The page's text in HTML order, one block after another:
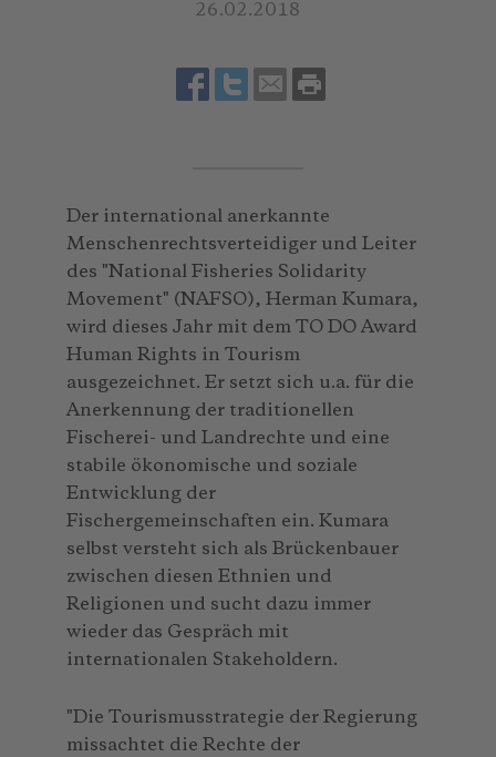
26.02.2018
Der international anerkannte
Menschenrechtsverteidiger und Leiter
des "National Fisheries Solidarity
Movement" (NAFSO), Herman Kumara,
wird dieses Jahr mit dem TO DO Award
Human Rights in Tourism
ausgezeichnet. Er setzt sich u.a. für die
Anerkennung der traditionellen
Fischerei- und Landrechte und eine
stabile ökonomische und soziale
Entwicklung der
Fischergemeinschaften ein. Kumara
selbst versteht sich als Brückenbauer
zwischen diesen Ethnien und
Religionen und sucht dazu immer
wieder das Gespräch mit
internationalen Stakeholdern.
"Die Tourismusstrategie der Regierung
missachtet die Rechte der